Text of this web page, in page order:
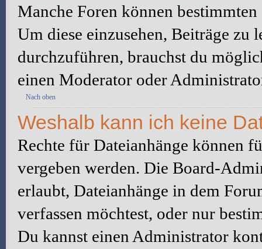
Manche Foren können
Um diese einzusehen, Beiträge zu
durchzuführen, brauchst du
einen Moderator oder
Nach oben
Weshalb kann ich keine
Rechte für Dateianhänge können
vergeben werden. Die Board-
erlaubt, Dateianhänge in dem
verfassen möchtest, oder nur
Du kannst einen Administrator